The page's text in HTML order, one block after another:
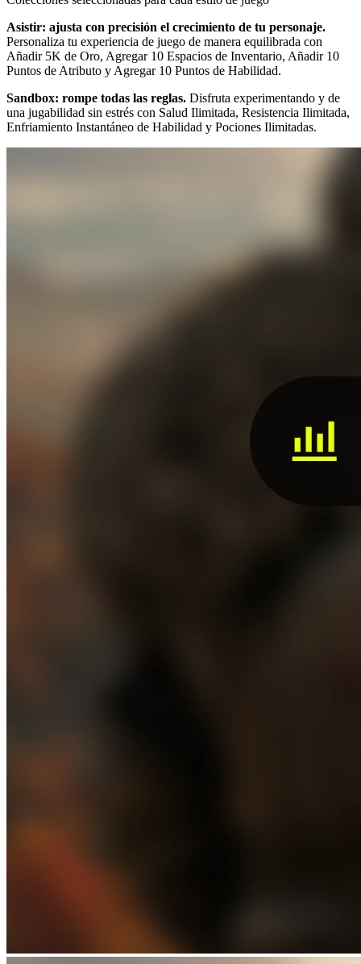
Asistir: ajusta con precisión el crecimiento de tu personaje.
Personaliza tu experiencia de juego de manera equilibrada con
Añadir 5K de Oro, Agregar 10 Espacios de Inventario, Añadir 10
Puntos de Atributo y Agregar 10 Puntos de Habilidad.
Sandbox: rompe todas las reglas. Disfruta experimentando y de
una jugabilidad sin estrés con Salud Ilimitada, Resistencia Ilimitada,
Enfriamiento Instantáneo de Habilidad y Pociones Ilimitadas.